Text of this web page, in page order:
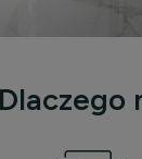
Dlaczego